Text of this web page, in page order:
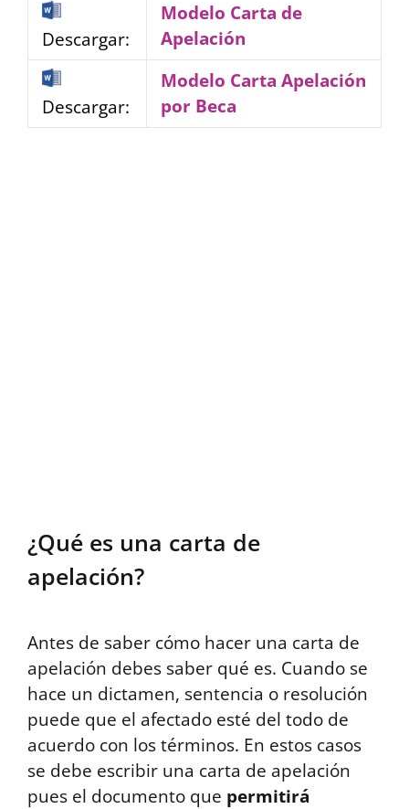
Descargar:
Modelo Carta de
Apelación
Descargar:
Modelo Carta Apelación
por Beca
¿Qué es una carta de
apelación?
Antes de saber cómo hacer una carta de
apelación debes saber qué es. Cuando se
hace un dictamen, sentencia o resolución
puede que el afectado esté del todo de
acuerdo con los términos. En estos casos
se debe escribir una carta de apelación
pues el documento que permitirá